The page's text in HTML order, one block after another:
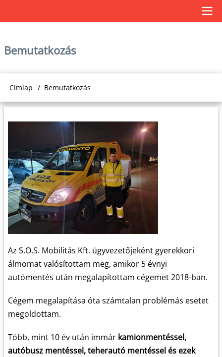
a
navigation
Bemutatkozás
Morzsa
Címlap Bemutatkozás
Az S.O.S. Mobilitás Kft. ügyvezetőjeként gyerekkori
álmomat valósítottam meg, amikor 5 évnyi
autómentés után megalapítottam cégemet 2018-ban.
Cégem megalapítása óta számtalan problémás esetet
megoldottam.
Több, mint 10 év után immár kamionmentéssel,
autóbusz mentéssel, teherautó mentéssel és ezek